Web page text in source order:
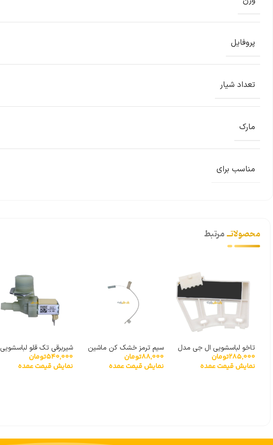
پروفایل
تعداد شیار
مارک
مناسب برای
محصولاتــمرتبط
تاخو لباسشویی ال جی مدل
گیربکسی 6501KW2001A
285,000تومان
نمایش قیمت عمده
سیم ترمز خشک کن ماشین
لباسشویی
88,000تومان
نمایش قیمت عمده
شیربرقی تک قلو لباسشویی
90 درجه بایترون
540,000تومان
نمایش قیمت عمده